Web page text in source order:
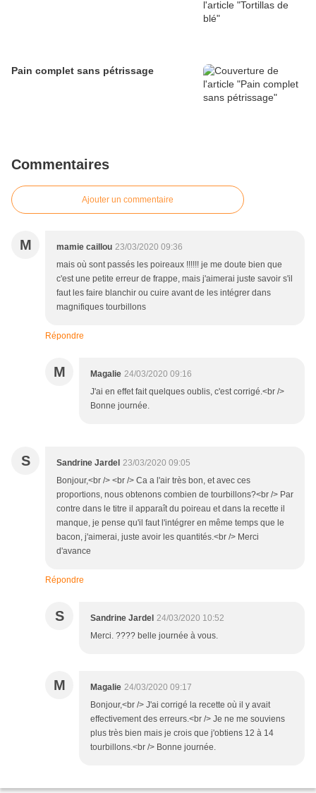
Pain complet sans pétrissage
Commentaires
Ajouter un commentaire
M mamie caillou 23/03/2020 09:36
mais où sont passés les poireaux !!!!!! je me doute bien que
c'est une petite erreur de frappe, mais j'aimerai juste savoir s'il
faut les faire blanchir ou cuire avant de les intégrer dans
magnifiques tourbillons
Répondre
M Magalie 24/03/2020 09:16
J'ai en effet fait quelques oublis, c'est corrigé.<br />
Bonne journée.
S Sandrine Jardel 23/03/2020 09:05
Bonjour,<br /> <br /> Ca a l'air très bon, et avec ces
proportions, nous obtenons combien de tourbillons?<br /> Par
contre dans le titre il apparaît du poireau et dans la recette il
manque, je pense qu'il faut l'intégrer en même temps que le
bacon, j'aimerai, juste avoir les quantités.<br /> Merci
d'avance
Répondre
S Sandrine Jardel 24/03/2020 10:52
Merci. ???? belle journée à vous.
M Magalie 24/03/2020 09:17
Bonjour,<br /> J'ai corrigé la recette où il y avait
effectivement des erreurs.<br /> Je ne me souviens
plus très bien mais je crois que j'obtiens 12 à 14
tourbillons.<br /> Bonne journée.